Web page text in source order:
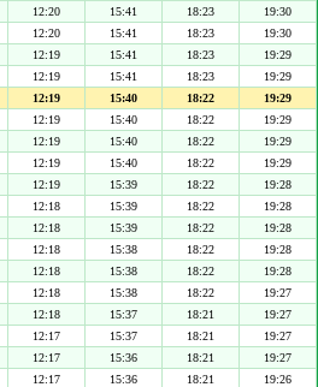
12:20 15:41 18:23
19:30
12:20 15:41 18:23
19:30
12:19 15:41 18:23
19:29
12:19 15:41 18:23
19:29
12:19 15:40 18:22
19:29
12:19 15:40 18:22
19:29
12:19 15:40 18:22
19:29
12:19 15:40 18:22
19:29
12:19 15:39 18:22
19:28
12:18 15:39 18:22
19:28
12:18 15:39 18:22
19:28
12:18 15:38 18:22
19:28
12:18 15:38 18:22
19:28
12:18 15:38 18:22
19:27
12:18 15:37 18:21
19:27
12:17 15:37 18:21
19:27
12:17 15:36 18:21
19:27
12:17 15:36 18:21
19:26